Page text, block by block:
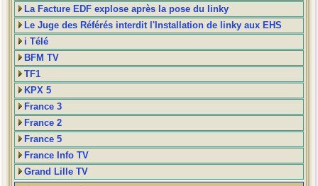
La Facture EDF explose après la pose du linky
Le Juge des Référés interdit l'Installation de linky aux EHS
i Télé
BFM TV
TF1
KPX 5
France 3
France 2
France 5
France Info TV
Grand Lille TV